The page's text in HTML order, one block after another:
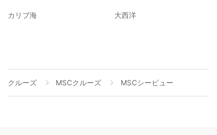
カリブ海 大西洋
クルーズ MSCクルーズ MSCシービュー